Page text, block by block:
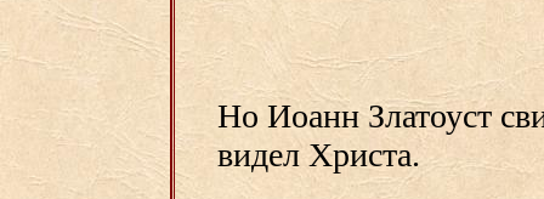
Но Иоанн Златоуст
видел Христа.